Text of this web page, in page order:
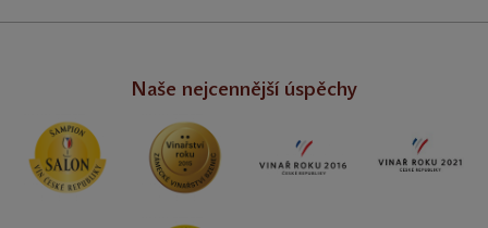
Naše nejcennější úspěchy